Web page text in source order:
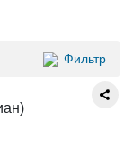
Фильтр